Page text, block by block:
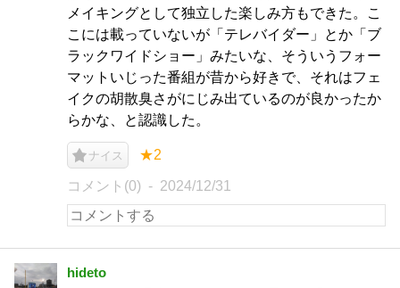
メイキングとして独立した楽しみ方もできた。こ
こには載っていないが「テレバイダー」とか「ブ
ラックワイドショー」みたいな、そういうフォー
マットいじった番組が昔から好きで、それはフェ
イクの胡散臭さがにじみ出ているのが良かったか
らかな、と認識した。
ナイス ★2
コメント(0) 2024/12/31
hideto